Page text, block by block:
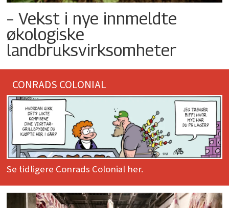
– Vekst i nye innmeldte
økologiske
landbruksvirksomheter
CONRADS COLONIAL
Se tidligere Conrads Colonial her.